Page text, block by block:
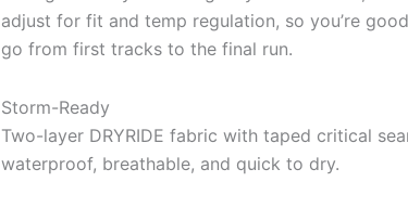
adjust for fit and temp regulation, so you’re
go from first tracks to the final run.
Storm-Ready
Two-layer DRYRIDE fabric with taped critical
waterproof, breathable, and quick to dry.